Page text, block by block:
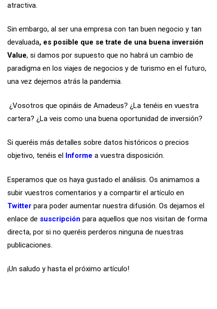
atractiva.
Sin embargo, al ser una empresa con tan buen negocio y tan
devaluada, es posible que se trate de una buena inversión
Value, si damos por supuesto que no habrá un cambio de
paradigma en los viajes de negocios y de turismo en el futuro,
una vez dejemos atrás la pandemia.
¿Vosotros que opináis de Amadeus? ¿La tenéis en vuestra
cartera? ¿La veis como una buena oportunidad de inversión?
Si queréis más detalles sobre datos históricos o precios
objetivo, tenéis el Informe a vuestra disposición.
Esperamos que os haya gustado el análisis. Os animamos a
subir vuestros comentarios y a compartir el artículo en
Twitter para poder aumentar nuestra difusión. Os dejamos el
enlace de suscripción para aquellos que nos visitan de forma
directa, por si no queréis perderos ninguna de nuestras
publicaciones.
¡Un saludo y hasta el próximo artículo!